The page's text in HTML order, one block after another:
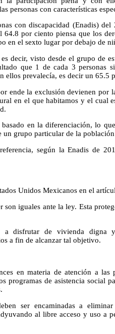
personas con características
con discapacidad (Enadis)
por ciento piensa que los
en el sexto lugar por debajo de
decir, visto desde el grupo de
que 1 de cada 3 personas
ellos prevalecía, es decir un 65.5
ende la exclusión devienen por
en el que habitamos y el cual
en la diferenciación, lo
un grupo particular de la
según la Enadis de
Unidos Mexicanos en el
iguales ante la ley. Esta
a disfrutar de vivienda digna
a fin de alcanzar tal objetivo.
en materia de atención a las
programas de asistencia social
ser encaminadas a
al libre acceso y uso a